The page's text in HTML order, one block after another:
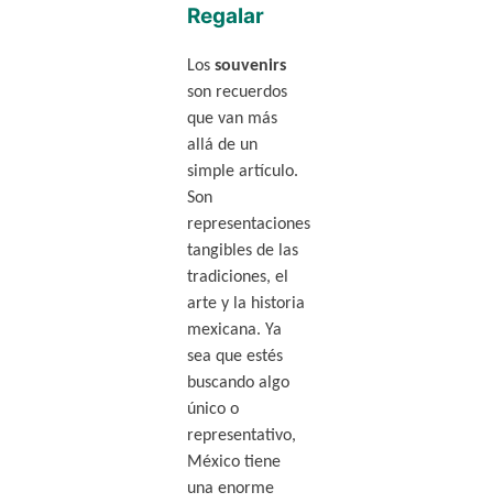
Regalar
Los souvenirs
son recuerdos
que van más
allá de un
simple artículo.
Son
representaciones
tangibles de las
tradiciones, el
arte y la historia
mexicana. Ya
sea que estés
buscando algo
único o
representativo,
México tiene
una enorme